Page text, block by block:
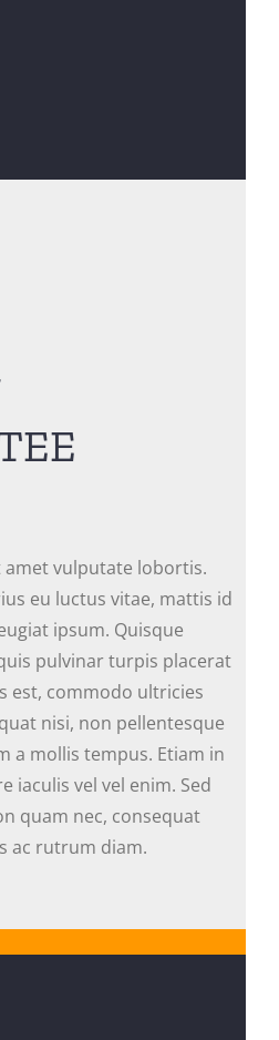
amet vulputate lobortis.
eu luctus vitae, mattis id
ipsum. Quisque
pulvinar turpis placerat
est, commodo ultricies
nisi, non pellentesque
a mollis tempus. Etiam in
iaculis vel vel enim. Sed
quam nec, consequat
ac rutrum diam.